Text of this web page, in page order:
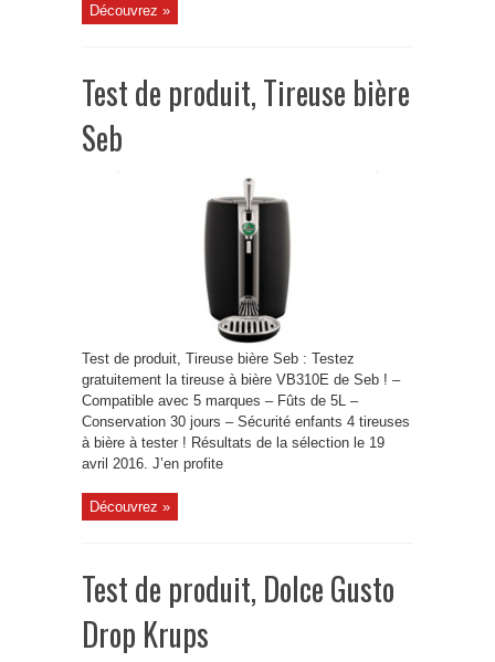
Découvrez »
Test de produit, Tireuse bière
Seb
Test de produit, Tireuse bière Seb : Testez
gratuitement la tireuse à bière VB310E de Seb ! –
Compatible avec 5 marques – Fûts de 5L –
Conservation 30 jours – Sécurité enfants 4 tireuses
à bière à tester ! Résultats de la sélection le 19
avril 2016. J’en profite
Découvrez »
Test de produit, Dolce Gusto
Drop Krups